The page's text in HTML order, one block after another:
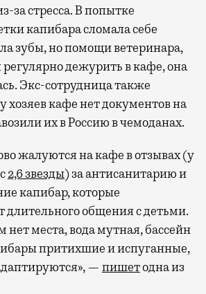
за стресса. В попытке
капибара сломала себе
зубы, но помощи ветеринара,
дежурить в кафе, она
Экс-сотрудница также
хозяев кафе нет документов на
их в Россию в чемоданах.
жалуются на кафе в отзывах (у
2,6 звезды) за антисанитарию и
капибар, которые
длительного общения с детьми.
нет места, вода мутная, бассейн
притихшие и испуганные,
— пишетодна из